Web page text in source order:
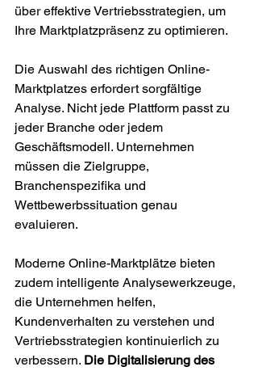
über effektive Vertriebsstrategien, um
Ihre Marktplatzpräsenz zu optimieren.
Die Auswahl des richtigen Online-
Marktplatzes erfordert sorgfältige
Analyse. Nicht jede Plattform passt zu
jeder Branche oder jedem
Geschäftsmodell. Unternehmen
müssen die Zielgruppe,
Branchenspezifika und
Wettbewerbssituation genau
evaluieren.
Moderne Online-Marktplätze bieten
zudem intelligente Analysewerkzeuge,
die Unternehmen helfen,
Kundenverhalten zu verstehen und
Vertriebsstrategien kontinuierlich zu
verbessern. Die Digitalisierung des